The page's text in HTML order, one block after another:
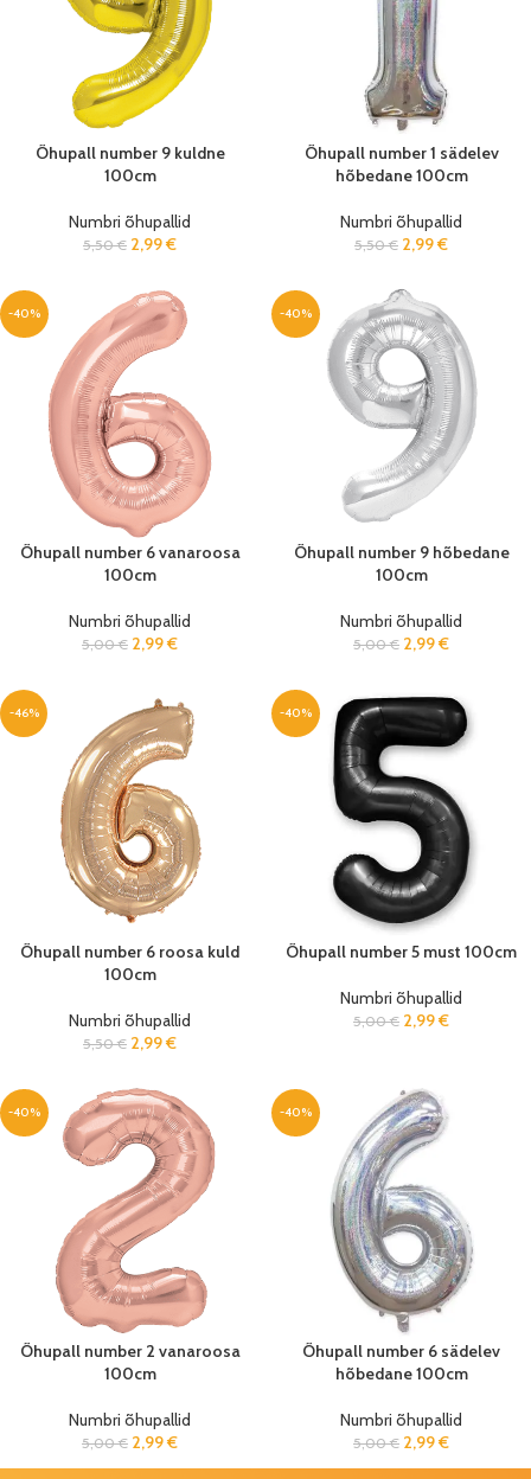
Õhupall number 9 kuldne
100cm
Numbri õhupallid
5,50€ 2,99€
Õhupall number 1 sädelev
hõbedane 100cm
Numbri õhupallid
5,50€ 2,99€
-40%
Õhupall number 6 vanaroosa
100cm
Numbri õhupallid
5,00€ 2,99€
-40%
Õhupall number 9 hõbedane
100cm
Numbri õhupallid
5,00€ 2,99€
-46%
Õhupall number 6 roosa kuld
100cm
Numbri õhupallid
5,50€ 2,99€
-40%
Õhupall number 5 must 100cm
Numbri õhupallid
5,00€ 2,99€
-40%
Õhupall number 2 vanaroosa
100cm
Numbri õhupallid
5,00€ 2,99€
-40%
Õhupall number 6 sädelev
hõbedane 100cm
Numbri õhupallid
5,00€ 2,99€